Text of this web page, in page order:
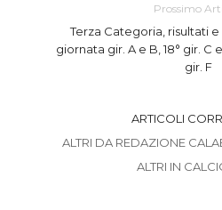
Prossimo
Terza Categoria, risultati e
giornata gir. A e B, 18° gir. C
gir. F
ARTICOLI
ALTRI DA REDAZIONE
ALTRI IN